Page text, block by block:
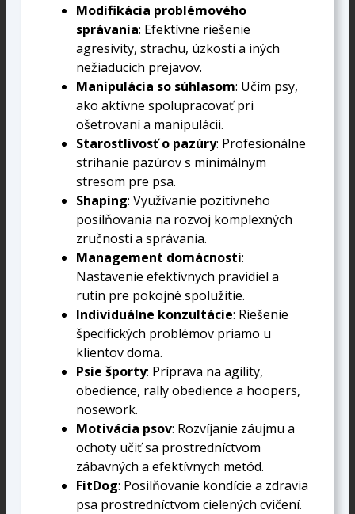
Modifikácia problémového
správania: Efektívne riešenie
agresivity, strachu, úzkosti a iných
nežiaducich prejavov.
Manipulácia so súhlasom: Učím psy,
ako aktívne spolupracovať pri
ošetrovaní a manipulácii.
Starostlivosť o pazúry: Profesionálne
strihanie pazúrov s minimálnym
stresom pre psa.
Shaping: Využívanie pozitívneho
posilňovania na rozvoj komplexných
zručností a správania.
Management domácnosti:
Nastavenie efektívnych pravidiel a
rutín pre pokojné spolužitie.
Individuálne konzultácie: Riešenie
špecifických problémov priamo u
klientov doma.
Psie športy: Príprava na agility,
obedience, rally obedience a hoopers,
nosework.
Motivácia psov: Rozvíjanie záujmu a
ochoty učiť sa prostredníctvom
zábavných a efektívnych metód.
FitDog: Posilňovanie kondície a zdravia
psa prostredníctvom cielených cvičení.